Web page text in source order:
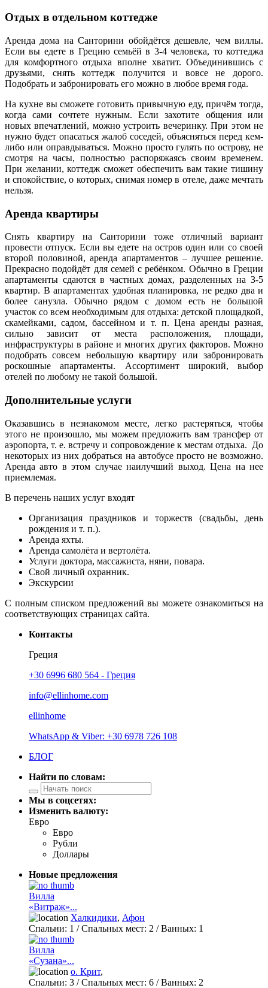
Отдых в отдельном коттедже
Аренда дома на Санторини обойдётся дешевле, чем виллы.
Если вы едете в Грецию семьёй в 3-4 человека, то коттеджа
для комфортного отдыха вполне хватит. Объединившись с
друзьями, снять коттедж получится и вовсе не дорого.
Подобрать и забронировать его можно в любое время года.
На кухне вы сможете готовить привычную еду, причём тогда,
когда сами сочтете нужным. Если захотите общения или
новых впечатлений, можно устроить вечеринку. При этом не
нужно будет опасаться жалоб соседей, объясняться перед кем-
либо или оправдываться. Можно просто гулять по острову, не
смотря на часы, полностью распоряжаясь своим временем.
При желании, коттедж сможет обеспечить вам такие тишину
и спокойствие, о которых, снимая номер в отеле, даже мечтать
нельзя.
Аренда квартиры
Снять квартиру на Санторини тоже отличный вариант
провести отпуск. Если вы едете на остров один или со своей
второй половиной, аренда апартаментов – лучшее решение.
Прекрасно подойдёт для семей с ребёнком. Обычно в Греции
апартаменты сдаются в частных домах, разделенных на 3-5
квартир. В апартаментах удобная планировка, не редко два и
более санузла. Обычно рядом с домом есть не большой
участок со всем необходимым для отдыха: детской площадкой,
скамейками, садом, бассейном и т. п. Цена аренды разная,
сильно зависит от места расположения, площади,
инфраструктуры в районе и многих других факторов. Можно
подобрать совсем небольшую квартиру или забронировать
роскошные апартаменты. Ассортимент широкий, выбор
отелей по любому не такой большой.
Дополнительные услуги
Оказавшись в незнакомом месте, легко растеряться, чтобы
этого не произошло, мы можем предложить вам трансфер от
аэропорта, т. е. встречу и сопровождение к местам отдыха. До
некоторых из них добраться на автобусе просто не возможно.
Аренда авто в этом случае наилучший выход. Цена на нее
приемлемая.
В перечень наших услуг входят
Организация праздников и торжеств (свадьбы, день
рождения и т. п.).
Аренда яхты.
Аренда самолёта и вертолёта.
Услуги доктора, массажиста, няни, повара.
Свой личный охранник.
Экскурсии
С полным списком предложений вы можете ознакомиться на
соответствующих страницах сайта.
Контакты
Греция
+30 6996 680 564 - Греция
info@ellinhome.com
ellinhome
WhatsApp & Viber: +30 6978 726 108
БЛОГ
Найти по словам:
Мы в соцсетях:
Изменить валюту:
Евро
Евро
Рубли
Доллары
Новые предложения
Вилла
«Витраж»...
Халкидики, Афон
Спальни: 1 / Спальных мест: 2 /Ванных: 1
Вилла
«Сузана»...
о. Крит,
Спальни: 3 / Спальных мест: 6 /Ванных: 2